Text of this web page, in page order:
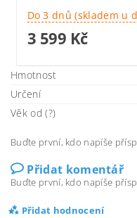
Do 3 dnů (skladem u
3 599 Kč
Hmotnost
Určení
Věk od (?)
Buďte první, kdo napíše
Přidat komentář
Buďte první, kdo napíše
Přidat hodnocení